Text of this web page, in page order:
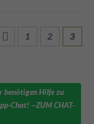
1 2 3
benötigen Hilfe zu
Chat! --ZUM CHAT-